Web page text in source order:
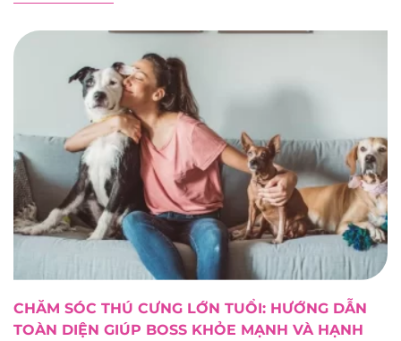
CHĂM SÓC THÚ CƯNG LỚN TUỔI: HƯỚNG DẪN
TOÀN DIỆN GIÚP BOSS KHỎE MẠNH VÀ HẠNH